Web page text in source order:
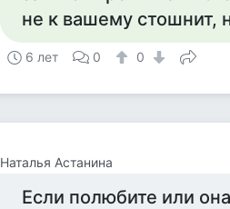
не к вашему стошнит,
6 лет 0 0
Наталья Астанина
Если полюбите или